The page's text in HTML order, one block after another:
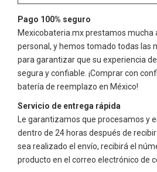
Pago 100% seguro
Mexicobateria.mx prestamos mucha
personal, y hemos tomado todas las
para garantizar que su experiencia
segura y confiable. ¡Comprar con
batería de reemplazo en México!
Servicio de entrega rápida
Le garantizamos que procesamos y
dentro de 24 horas después de
sea realizado el envío, recibirá el
producto en el correo electrónico de